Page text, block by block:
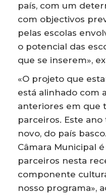
país, com um
com objectivos
pelas escolas
o potencial das
que se inserem»,
«O projeto que
está alinhado com
anteriores em que
parceiros. Este
novo, do país
Câmara Municipal
parceiros nesta
componente
nosso programa»,